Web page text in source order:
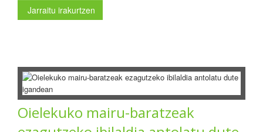
Jarraitu irakurtzen
Oielekuko mairu-baratzeak